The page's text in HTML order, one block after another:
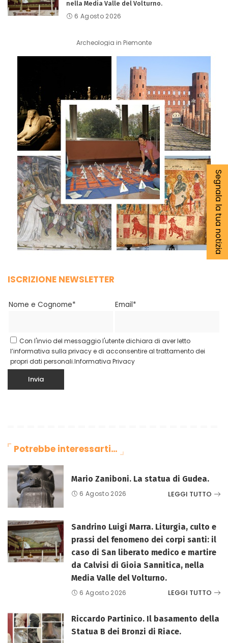
nella Media Valle del Volturno.
6 Agosto 2026
Archeologia in Piemonte
ISCRIZIONE NEWSLETTER
Nome e Cognome* Email*
Con l'invio del messaggio l'utente dichiara di aver letto
l’informativa sulla privacy e di acconsentire al trattamento dei
propri dati personali.Informativa Privacy
Potrebbe interessarti…
Mario Zaniboni. La statua di Gudea.
6 Agosto 2026 LEGGI TUTTO
Sandrino Luigi Marra. Liturgia, culto e
prassi del fenomeno dei corpi santi: il
caso di San liberato medico e martire
da Calvisi di Gioia Sannitica, nella
Media Valle del Volturno.
6 Agosto 2026 LEGGI TUTTO
Riccardo Partinico. Il basamento della
Statua B dei Bronzi di Riace.
Segnala la tua notizia